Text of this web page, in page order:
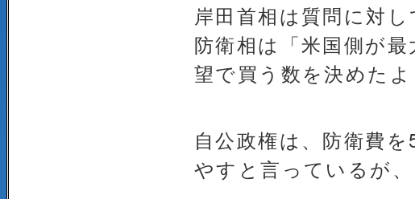
岸田首相は質問に対
防衛相は「米国側が
望で買う数を決めたよ
自公政権は、防衛費
やすと言っているが